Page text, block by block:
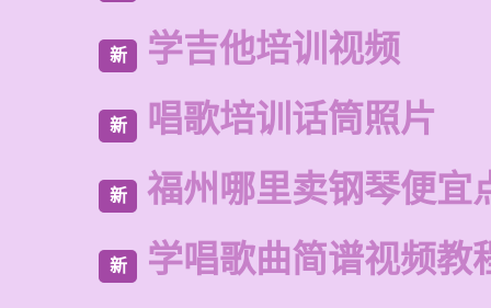
新 学吉他培训视频
新 唱歌培训话筒照片
新 福州哪里卖钢琴便宜
新 学唱歌曲简谱视频教